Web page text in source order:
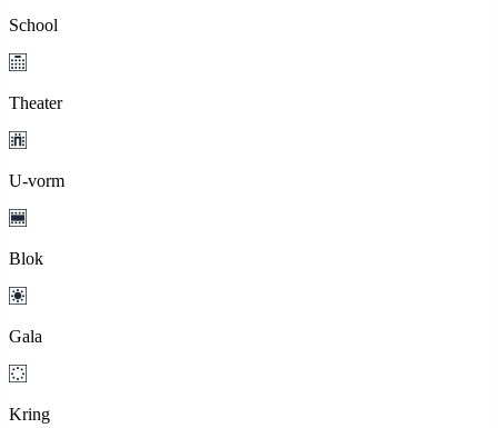
School
Theater
U-vorm
Blok
Gala
Kring